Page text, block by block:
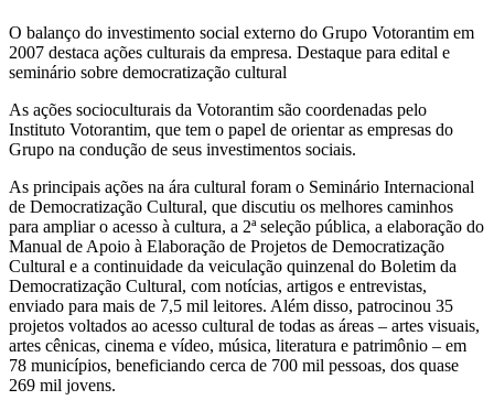
O balanço do investimento social externo do Grupo Votorantim em
2007 destaca ações culturais da empresa. Destaque para edital e
seminário sobre democratização cultural
As ações socioculturais da Votorantim são coordenadas pelo
Instituto Votorantim, que tem o papel de orientar as empresas do
Grupo na condução de seus investimentos sociais.
As principais ações na ára cultural foram o Seminário Internacional
de Democratização Cultural, que discutiu os melhores caminhos
para ampliar o acesso à cultura, a 2ª seleção pública, a elaboração do
Manual de Apoio à Elaboração de Projetos de Democratização
Cultural e a continuidade da veiculação quinzenal do Boletim da
Democratização Cultural, com notícias, artigos e entrevistas,
enviado para mais de 7,5 mil leitores. Além disso, patrocinou 35
projetos voltados ao acesso cultural de todas as áreas – artes visuais,
artes cênicas, cinema e vídeo, música, literatura e patrimônio – em
78 municípios, beneficiando cerca de 700 mil pessoas, dos quase
269 mil jovens.